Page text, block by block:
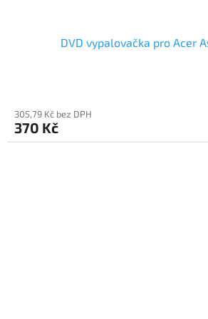
DVD vypalovačka pro Acer
305,79 Kč bez DPH
370 Kč